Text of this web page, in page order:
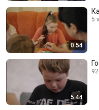
0:54
5
5:44